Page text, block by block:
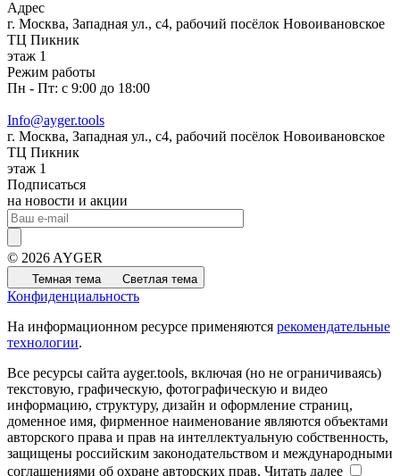
Адрес
г. Москва, Западная ул., с4, рабочий посёлок Новоивановское
ТЦ Пикник
этаж 1
Режим работы
Пн - Пт: с 9:00 до 18:00
Info@ayger.tools
г. Москва, Западная ул., с4, рабочий посёлок Новоивановское
ТЦ Пикник
этаж 1
Подписаться
на новости и акции
© 2026 AYGER
Темная тема Светлая тема
Конфиденциальность
На информационном ресурсе применяются рекомендательные
технологии.
Все ресурсы сайта ayger.tools, включая (но не ограничиваясь)
текстовую, графическую, фотографическую и видео
информацию, структуру, дизайн и оформление страниц,
доменное имя, фирменное наименование являются объектами
авторского права и прав на интеллектуальную собственность,
защищены российским законодательством и международными
соглашениями об охране авторских прав. Читать далее